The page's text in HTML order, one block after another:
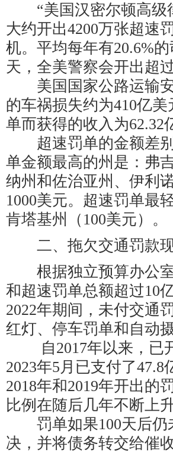
“美国汉密尔顿高级
大约开出4200万张超速
机。平均每年有20.6%
天，全美警察会开出超
美国国家公路运输安
的车祸损失约为410亿
单而获得的收入为62.32
超速罚单的金额差别
单金额最高的州是：弗
纳州和佐治亚州、伊利
1000美元。超速罚单最
肯塔基州（100美元）。
二、拖欠交通罚款现
根据独立预算办公室
和超速罚单总额超过10
2022年期间，未付交通
红灯、停车罚单和自动
自2017年以来，已开
2023年5月已支付了
2018年和2019年开出的
比例在随后几年不断上
罚单如果100天后仍
决，并将债务转交给催